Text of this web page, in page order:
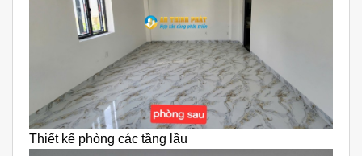
Thiết kế phòng các tầng lầu